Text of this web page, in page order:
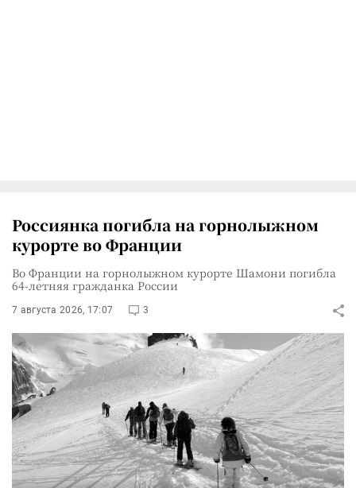
Россиянка погибла на горнолыжном
курорте во Франции
Во Франции на горнолыжном курорте Шамони погибла
64-летняя гражданка России
7 августа 2026, 17:07 3